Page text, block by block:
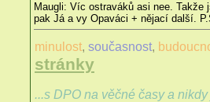
Maugli: Víc ostraváků asi nee. Takže
pak Já a vy Opaváci + nějací další.
minulost, současnost,
stránky
...s DPO na věčné časy a